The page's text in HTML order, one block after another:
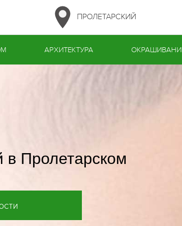
ПРОЛЕТАРСКИЙ
АРХИТЕКТУРА
в Пролетарском